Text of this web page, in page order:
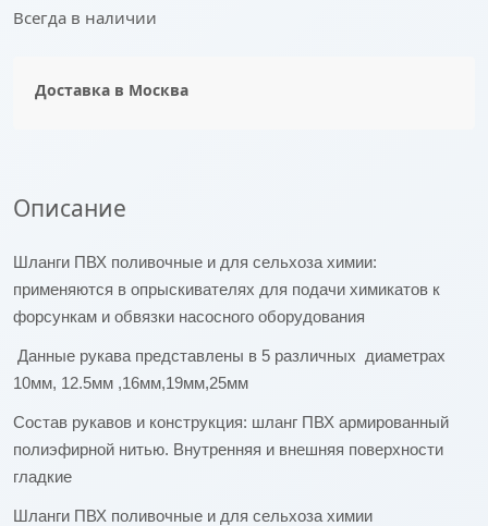
Всегда в наличии
Доставка в Москва
Описание
Шланги ПВХ поливочные и для сельхоза химии:
применяются в опрыскивателях для подачи химикатов к
форсункам и обвязки насосного оборудования
Данные рукава представлены в 5 различных диаметрах
10мм, 12.5мм ,16мм,19мм,25мм
Состав рукавов и конструкция: шланг ПВХ армированный
полиэфирной нитью. Внутренняя и внешняя поверхности
гладкие
Шланги ПВХ поливочные и для сельхоза химии